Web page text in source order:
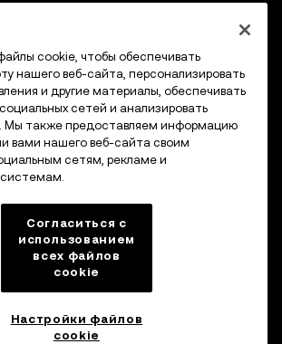
cookie, чтобы обеспечивать
нашего веб-сайта, персонализировать
и другие материалы, обеспечивать
сетей и анализировать
Мы также предоставляем информацию
вами нашего веб-сайта своим
сетям, рекламе и
Согласиться с
использованием
всех файлов
cookie
Настройки файлов
cookie